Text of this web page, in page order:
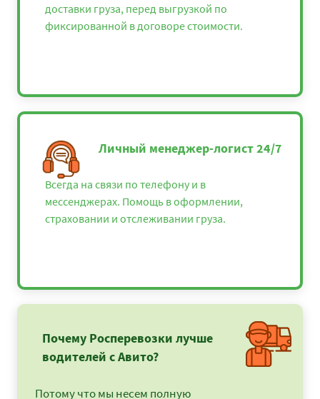
доставки груза, перед выгрузкой по
фиксированной в договоре стоимости.
Личный менеджер-логист 24/7
Всегда на связи по телефону и в
мессенджерах. Помощь в оформлении,
страховании и отслеживании груза.
Почему Росперевозки лучше
водителей с Авито?
Потому что мы несем полную